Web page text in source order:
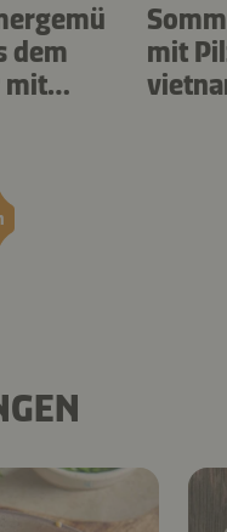
dem
mit
mit